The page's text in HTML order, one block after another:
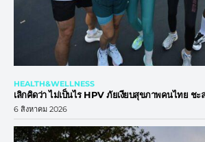
HEALTH&WELLNESS
เลิกคิดว่า ไม่เป็นไร HPV ภัยเงียบสุขภาพคนไทย ชะล่
6 สิงหาคม 2026